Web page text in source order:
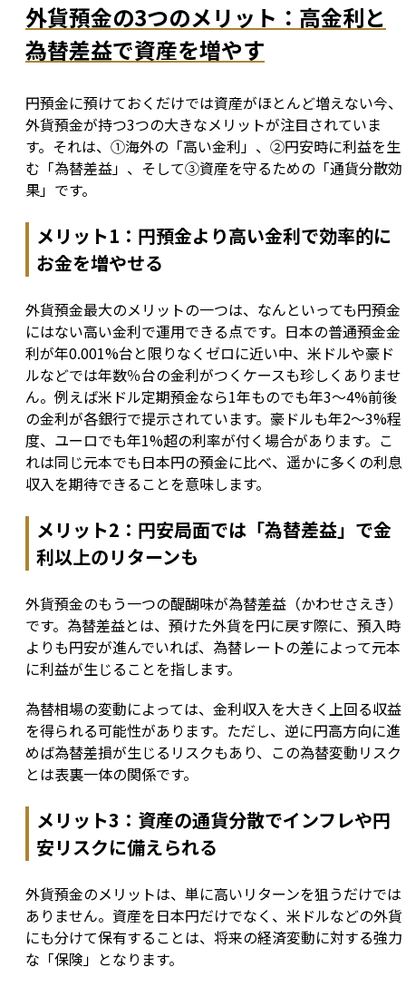
外貨預金の3つのメリット：高金利と
為替差益で資産を増やす
円預金に預けておくだけでは資産がほとんど増えない今、
外貨預金が持つ3つの大きなメリットが注目されていま
す。それは、①海外の「高い金利」、②円安時に利益を生
む「為替差益」、そして③資産を守るための「通貨分散効
果」です。
メリット1：円預金より高い金利で効率的に
お金を増やせる
外貨預金最大のメリットの一つは、なんといっても円預金
にはない高い金利で運用できる点です。日本の普通預金金
利が年0.001%台と限りなくゼロに近い中、米ドルや豪ド
ルなどでは年数％台の金利がつくケースも珍しくありませ
ん。例えば米ドル定期預金なら1年ものでも年3～4%前後
の金利が各銀行で提示されています。豪ドルも年2～3%程
度、ユーロでも年1%超の利率が付く場合があります。こ
れは同じ元本でも日本円の預金に比べ、遥かに多くの利息
収入を期待できることを意味します。
メリット2：円安局面では「為替差益」で金
利以上のリターンも
外貨預金のもう一つの醍醐味が為替差益（かわせさえき）
です。為替差益とは、預けた外貨を円に戻す際に、預入時
よりも円安が進んでいれば、為替レートの差によって元本
に利益が生じることを指します。
為替相場の変動によっては、金利収入を大きく上回る収益
を得られる可能性があります。ただし、逆に円高方向に進
めば為替差損が生じるリスクもあり、この為替変動リスク
とは表裏一体の関係です。
メリット3：資産の通貨分散でインフレや円
安リスクに備えられる
外貨預金のメリットは、単に高いリターンを狙うだけでは
ありません。資産を日本円だけでなく、米ドルなどの外貨
にも分けて保有することは、将来の経済変動に対する強力
な「保険」となります。